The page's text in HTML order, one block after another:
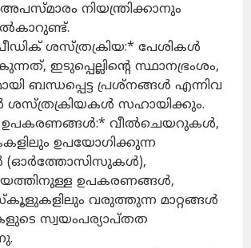
നിയന്ത്രിക്കാനും
ശസ്ത്രക്രിയ:* പേശികൾ
ഇടുപ്പെല്ലിന്റെ സ്ഥാനഭ്രംശം,
ബന്ധപ്പെട്ട പ്രശ്നങ്ങൾ എന്നിവ
ശസ്ത്രക്രിയകൾ സഹായിക്കും.
വീൽചെയറുകൾ,
ഉപയോഗിക്കുന്ന
(ഓർത്തോസിസുകൾ),
ഉപകരണങ്ങൾ,
വരുത്തുന്ന മാറ്റങ്ങൾ
സ്വയംപര്യാപ്തത